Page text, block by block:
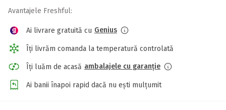
Avantajele Freshful:
Ai livrare gratuită cu Genius
Îți livrăm comanda la temperatură controlată
Îți luăm de acasă ambalajele cu garanție
Ai banii înapoi rapid dacă nu ești mulțumit